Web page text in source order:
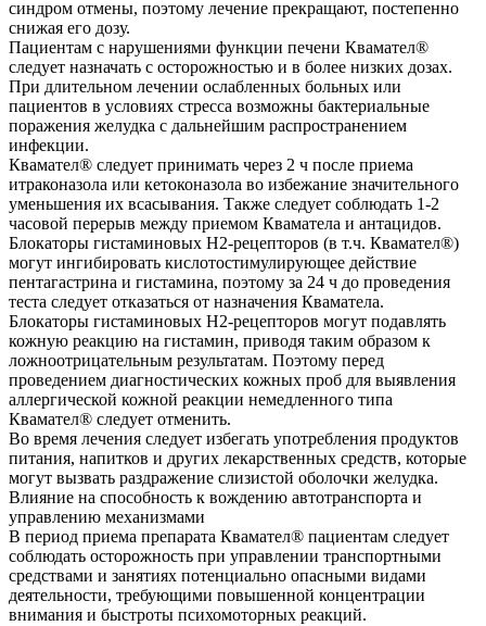
синдром отмены, поэтому лечение прекращают, постепенно
снижая его дозу.
Пациентам с нарушениями функции печени Квамател®
следует назначать с осторожностью и в более низких дозах.
При длительном лечении ослабленных больных или
пациентов в условиях стресса возможны бактериальные
поражения желудка с дальнейшим распространением
инфекции.
Квамател® следует принимать через 2 ч после приема
итраконазола или кетоконазола во избежание значительного
уменьшения их всасывания. Также следует соблюдать 1-2
часовой перерыв между приемом Кваматела и антацидов.
Блокаторы гистаминовых H2-рецепторов (в т.ч. Квамател®)
могут ингибировать кислотостимулирующее действие
пентагастрина и гистамина, поэтому за 24 ч до проведения
теста следует отказаться от назначения Кваматела.
Блокаторы гистаминовых H2-рецепторов могут подавлять
кожную реакцию на гистамин, приводя таким образом к
ложноотрицательным результатам. Поэтому перед
проведением диагностических кожных проб для выявления
аллергической кожной реакции немедленного типа
Квамател® следует отменить.
Во время лечения следует избегать употребления продуктов
питания, напитков и других лекарственных средств, которые
могут вызвать раздражение слизистой оболочки желудка.
Влияние на способность к вождению автотранспорта и
управлению механизмами
В период приема препарата Квамател® пациентам следует
соблюдать осторожность при управлении транспортными
средствами и занятиях потенциально опасными видами
деятельности, требующими повышенной концентрации
внимания и быстроты психомоторных реакций.